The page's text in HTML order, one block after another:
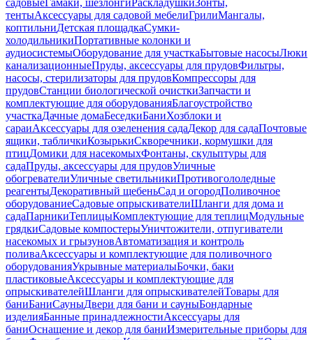
садовыеГамаки, шезлонгиРаскладушкиЗонты,
тентыАксессуары для садовой мебелиГрилиМангалы,
коптильниДетская площадкаСумки-
холодильникиПортативные колонки и
аудиосистемыОборудование для участкаБытовые насосыЛюки
канализационныеПруды, аксессуары для прудовФильтры,
насосы, стерилизаторы для прудовКомпрессоры для
прудовСтанции биологической очисткиЗапчасти и
комплектующие для оборудованияБлагоустройство
участкаДачные домаБеседкиБаниХозблоки и
сараиАксессуары для озеленения садаДекор для садаПочтовые
ящики, табличкиКозырькиСкворечники, кормушки для
птицДомики для насекомыхФонтаны, скульптуры для
садаПруды, аксессуары для прудовУличные
обогревателиУличные светильникиПротивогололедные
реагентыДекоративный щебеньСад и огородПоливочное
оборудованиеСадовые опрыскивателиШланги для дома и
садаПарникиТеплицыКомплектующие для теплицМодульные
грядкиСадовые компостерыУничтожители, отпугиватели
насекомых и грызуновАвтоматизация и контроль
поливаАксессуары и комплектующие для поливочного
оборудованияУкрывные материалыБочки, баки
пластиковыеАксессуары и комплектующие для
опрыскивателейШланги для опрыскивателейТовары для
баниБаниСауныДвери для бани и сауныБондарные
изделияБанные принадлежностиАксессуары для
баниОснащение и декор для баниИзмерительные приборы для